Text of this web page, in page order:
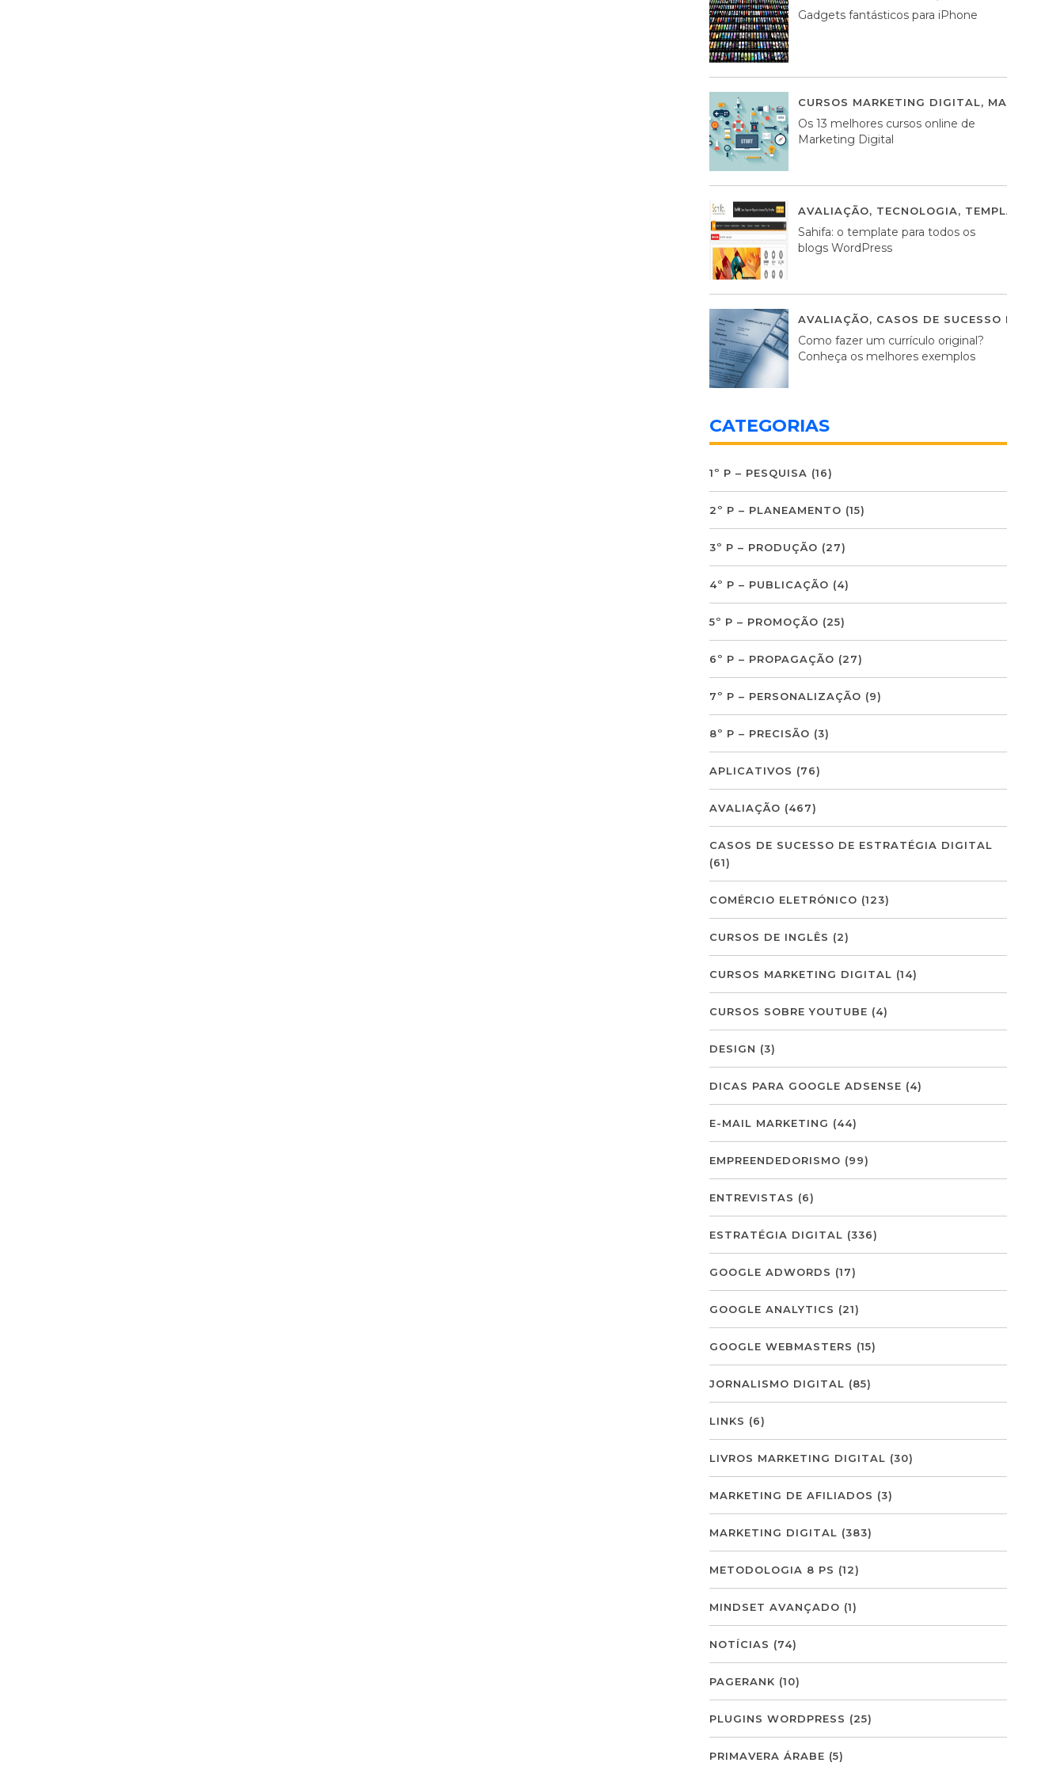
Gadgets fantásticos para iPhone
CURSOS MARKETING DIGITAL,
Os 13 melhores cursos online de
Marketing Digital
AVALIAÇÃO, TECNOLOGIA, TEMPLATES
Sahifa: o template para todos os
blogs WordPress
AVALIAÇÃO, CASOS DE SUCESSO DE
Como fazer um currículo original?
Conheça os melhores exemplos
CATEGORIAS
1º P – PESQUISA (16)
2º P – PLANEAMENTO (15)
3º P – PRODUÇÃO (27)
4º P – PUBLICAÇÃO (4)
5º P – PROMOÇÃO (25)
6º P – PROPAGAÇÃO (27)
7º P – PERSONALIZAÇÃO (9)
8º P – PRECISÃO (3)
APLICATIVOS (76)
AVALIAÇÃO (467)
CASOS DE SUCESSO DE ESTRATÉGIA DIGITAL
(61)
COMÉRCIO ELETRÓNICO (123)
CURSOS DE INGLÊS (2)
CURSOS MARKETING DIGITAL (14)
CURSOS SOBRE YOUTUBE (4)
DESIGN (3)
DICAS PARA GOOGLE ADSENSE (4)
E-MAIL MARKETING (44)
EMPREENDEDORISMO (99)
ENTREVISTAS (6)
ESTRATÉGIA DIGITAL (336)
GOOGLE ADWORDS (17)
GOOGLE ANALYTICS (21)
GOOGLE WEBMASTERS (15)
JORNALISMO DIGITAL (85)
LINKS (6)
LIVROS MARKETING DIGITAL (30)
MARKETING DE AFILIADOS (3)
MARKETING DIGITAL (383)
METODOLOGIA 8 PS (12)
MINDSET AVANÇADO (1)
NOTÍCIAS (74)
PAGERANK (10)
PLUGINS WORDPRESS (25)
PRIMAVERA ÁRABE (5)